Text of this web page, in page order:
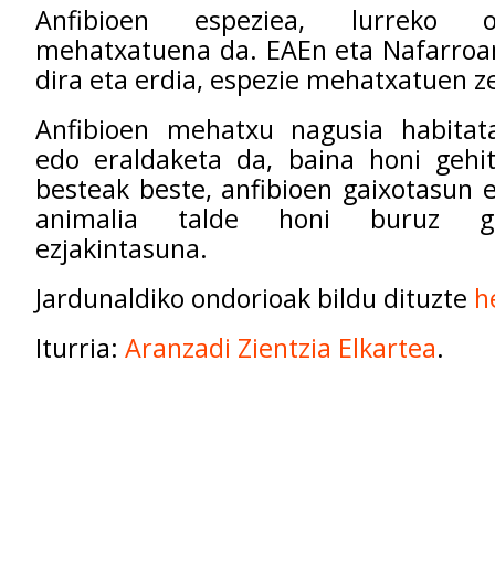
Anfibioen espeziea, lurreko
mehatxatuena da. EAEn eta
dira eta erdia, espezie mehatxatuen
Anfibioen mehatxu nagusia
edo eraldaketa da, baina honi
besteak beste, anfibioen gaixotasun
animalia talde honi buruz
ezjakintasuna.
Jardunaldiko ondorioak bildu dituzte
Iturria: Aranzadi Zientzia Elkartea.